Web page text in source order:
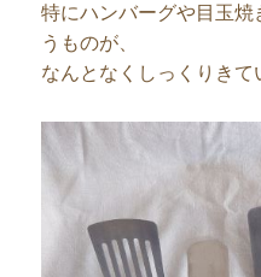
特にハンバーグや目玉
うものが、
なんとなくしっくりきて